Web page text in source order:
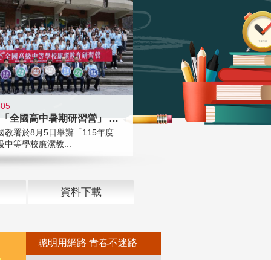
國教署「全國高中暑期研習營」 以多
教署於8月5日舉辦「115年度
中等學校廉潔教...
資料下載
聰明用網路 青春不迷路